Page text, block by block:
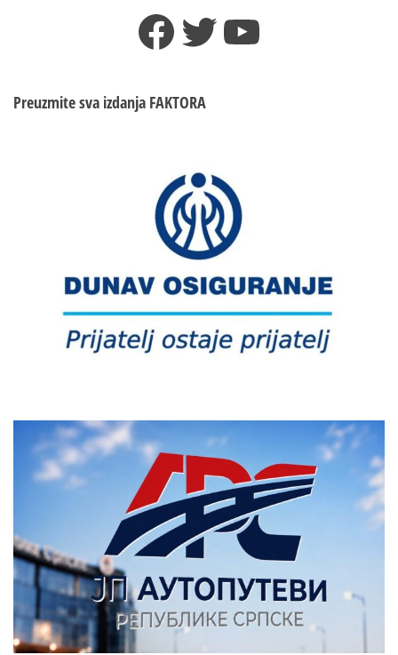
Facebook
TwitterYouTube
Preuzmite sva izdanja FAKTORA